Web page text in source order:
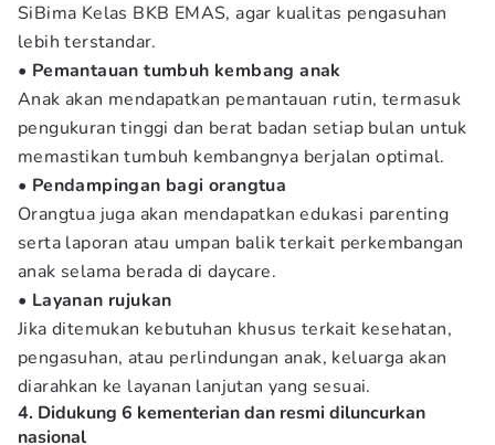
SiBima Kelas BKB EMAS, agar kualitas pengasuhan
lebih terstandar.
• Pemantauan tumbuh kembang anak
Anak akan mendapatkan pemantauan rutin, termasuk
pengukuran tinggi dan berat badan setiap bulan untuk
memastikan tumbuh kembangnya berjalan optimal.
• Pendampingan bagi orangtua
Orangtua juga akan mendapatkan edukasi parenting
serta laporan atau umpan balik terkait perkembangan
anak selama berada di daycare.
• Layanan rujukan
Jika ditemukan kebutuhan khusus terkait kesehatan,
pengasuhan, atau perlindungan anak, keluarga akan
diarahkan ke layanan lanjutan yang sesuai.
4. Didukung 6 kementerian dan resmi diluncurkan
nasional